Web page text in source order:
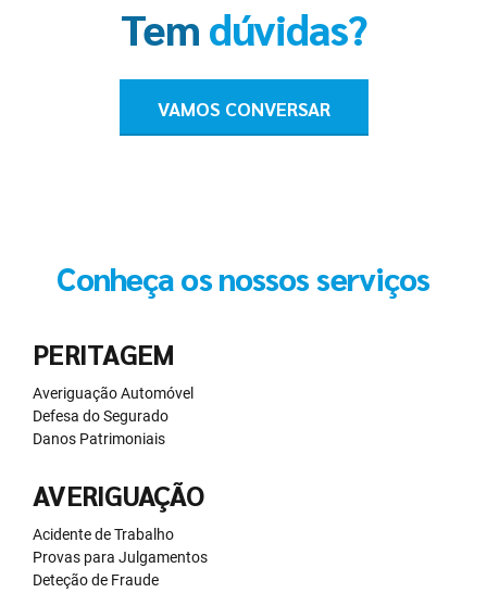
Tem dúvidas?
VAMOS CONVERSAR
Conheça os nossos serviços
PERITAGEM
Averiguação Automóvel
Defesa do Segurado
Danos Patrimoniais
AVERIGUAÇÃO
Acidente de Trabalho
Provas para Julgamentos
Deteção de Fraude